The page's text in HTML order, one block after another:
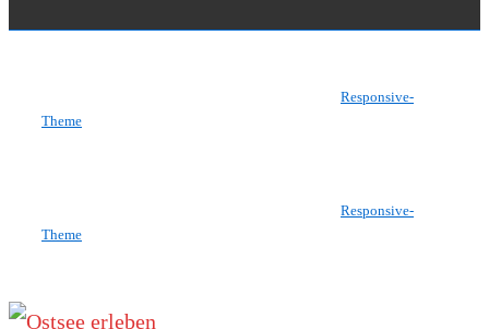
Responsive-
Theme
Responsive-
Theme